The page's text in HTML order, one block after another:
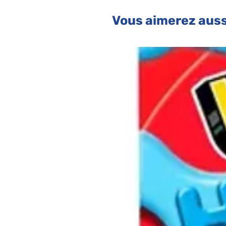
Vous aimerez